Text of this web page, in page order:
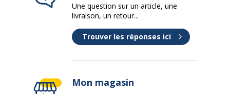
Une question sur un article, une
livraison, un retour...
Trouver les réponses ici
Mon magasin